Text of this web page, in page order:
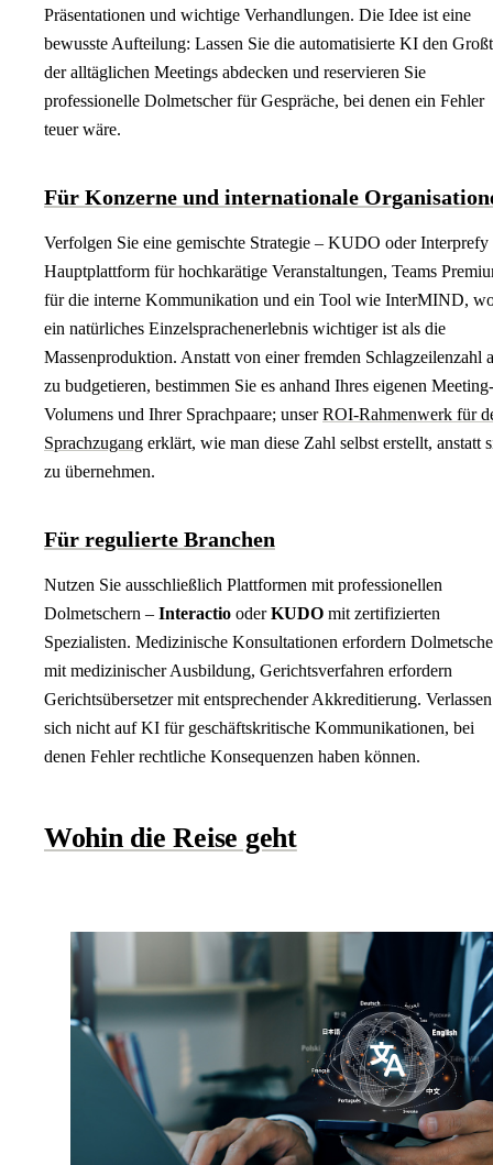
Präsentationen und wichtige Verhandlungen. Die Idee ist eine
bewusste Aufteilung: Lassen Sie die automatisierte KI den
der alltäglichen Meetings abdecken und reservieren Sie
professionelle Dolmetscher für Gespräche, bei denen ein Fehler
teuer wäre.
Für Konzerne und internationale
Verfolgen Sie eine gemischte Strategie – KUDO oder Interprefy
Hauptplattform für hochkarätige Veranstaltungen, Teams
für die interne Kommunikation und ein Tool wie InterMIND,
ein natürliches Einzelsprachenerlebnis wichtiger ist als die
Massenproduktion. Anstatt von einer fremden Schlagzeilenzahl
zu budgetieren, bestimmen Sie es anhand Ihres eigenen Meeting-
Volumens und Ihrer Sprachpaare; unserROI-Rahmenwerk für
Sprachzugang erklärt, wie man diese Zahl selbst erstellt, anstatt
zu übernehmen.
Für regulierte Branchen
Nutzen Sie ausschließlich Plattformen mit professionellen
Dolmetschern – Interactio oderKUDO mit zertifizierten
Spezialisten. Medizinische Konsultationen erfordern
mit medizinischer Ausbildung, Gerichtsverfahren erfordern
Gerichtsübersetzer mit entsprechender Akkreditierung.
sich nicht auf KI für geschäftskritische Kommunikationen, bei
denen Fehler rechtliche Konsequenzen haben können.
Wohin die Reise geht